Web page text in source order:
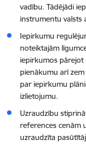
vadību. Tādējādi
instrumentu valsts
Iepirkumu
noteiktajām
iepirkumos pārejot
pienākumu arī
par iepirkumu
izlietojumu.
Uzraudzību
references cenām
uzraudzīta